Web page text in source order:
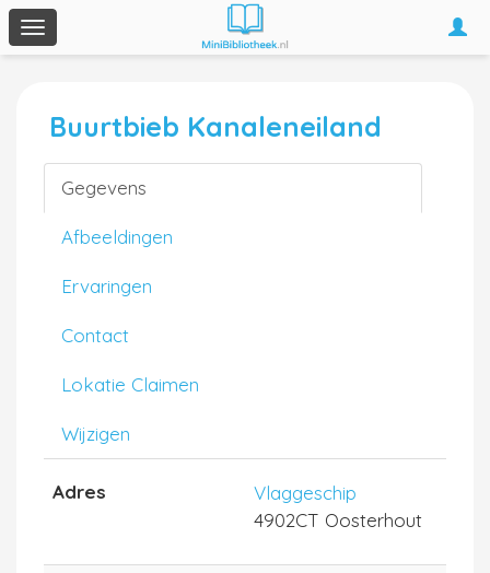
Toggle
navigation
Buurtbieb Kanaleneiland
Gegevens
Afbeeldingen
Ervaringen
Contact
Lokatie Claimen
Wijzigen
Adres
Vlaggeschip
4902CT Oosterhout